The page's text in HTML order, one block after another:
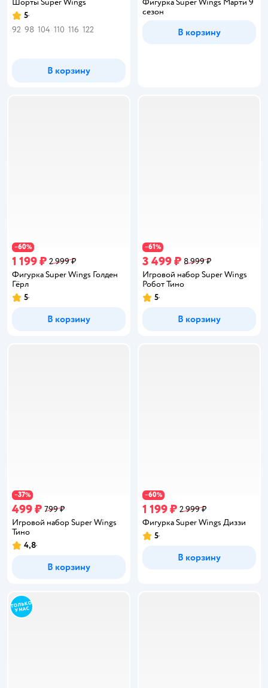
Шорты Super Wings
Рейтинг:
5
92 98 104 110 116 122
В корзину
Фигурка Super Wings Марти 9
сезон
В корзину
−60%
1 199 ₽ 2 999 ₽
Фигурка Super Wings Голден
Гёрл
Рейтинг:
5
В корзину
−61%
3 499 ₽ 8 999 ₽
Игровой набор Super Wings
Робот Тино
Рейтинг:
5
В корзину
−37%
499 ₽ 799 ₽
Игровой набор Super Wings
Тино
Рейтинг:
4,8
В корзину
−60%
1 199 ₽ 2 999 ₽
Фигурка Super Wings Диззи
Рейтинг:
5
В корзину